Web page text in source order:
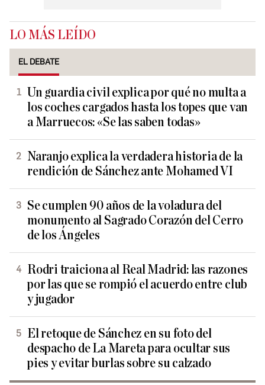
LO MÁS LEÍDO
EL DEBATE
Un guardia civil explica por qué no multa a
los coches cargados hasta los topes que van
a Marruecos: «Se las saben todas»
Naranjo explica la verdadera historia de la
rendición de Sánchez ante Mohamed VI
Se cumplen 90 años de la voladura del
monumento al Sagrado Corazón del Cerro
de los Ángeles
Rodri traiciona al Real Madrid: las razones
por las que se rompió el acuerdo entre club
y jugador
El retoque de Sánchez en su foto del
despacho de La Mareta para ocultar sus
pies y evitar burlas sobre su calzado